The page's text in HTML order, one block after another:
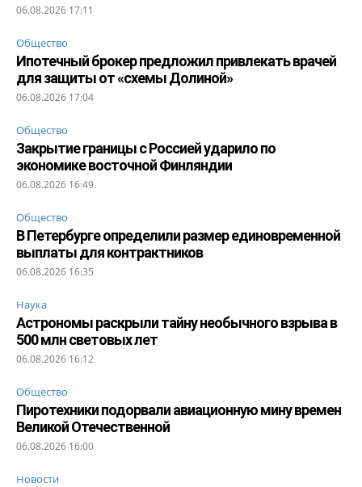
06.08.2026 17:11
Общество
Ипотечный брокер предложил привлекать врачей
для защиты от «схемы Долиной»
06.08.2026 17:04
Общество
Закрытие границы с Россией ударило по
экономике восточной Финляндии
06.08.2026 16:49
Общество
В Петербурге определили размер единовременной
выплаты для контрактников
06.08.2026 16:35
Наука
Астрономы раскрыли тайну необычного взрыва в
500 млн световых лет
06.08.2026 16:12
Общество
Пиротехники подорвали авиационную мину времен
Великой Отечественной
06.08.2026 16:00
Новости